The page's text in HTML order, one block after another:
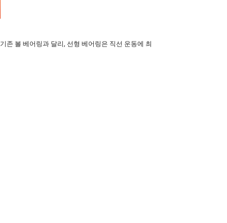
존 볼 베어링과 달리, 선형 베어링은 직선 운동에 최